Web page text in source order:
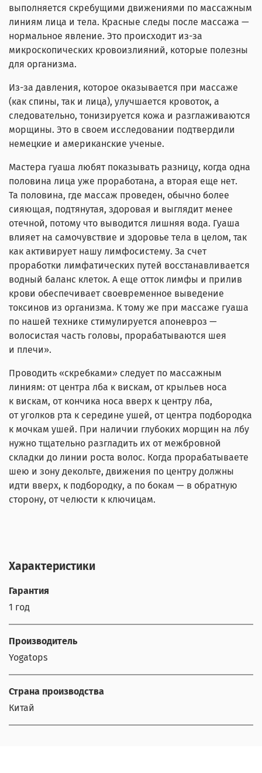
выполняется скребущими движениями по массажным
линиям лица и тела. Красные следы после массажа —
нормальное явление. Это происходит из-за
микроскопических кровоизлияний, которые полезны
для организма.
Из-за давления, которое оказывается при массаже
(как спины, так и лица), улучшается кровоток, а
следовательно, тонизируется кожа и разглаживаются
морщины. Это в своем исследовании подтвердили
немецкие и американские ученые.
Мастера гуаша любят показывать разницу, когда одна
половина лица уже проработана, а вторая еще нет.
Та половина, где массаж проведен, обычно более
сияющая, подтянутая, здоровая и выглядит менее
отечной, потому что выводится лишняя вода. Гуаша
влияет на самочувствие и здоровье тела в целом, так
как активирует нашу лимфосистему. За счет
проработки лимфатических путей восстанавливается
водный баланс клеток. А еще отток лимфы и прилив
крови обеспечивает своевременное выведение
токсинов из организма. К тому же при массаже гуаша
по нашей технике стимулируется апоневроз —
волосистая часть головы, прорабатываются шея
и плечи».
Проводить «скребками» следует по массажным
линиям: от центра лба к вискам, от крыльев носа
к вискам, от кончика носа вверх к центру лба,
от уголков рта к середине ушей, от центра подбородка
к мочкам ушей. При наличии глубоких морщин на лбу
нужно тщательно разгладить их от межбровной
складки до линии роста волос. Когда прорабатываете
шею и зону декольте, движения по центру должны
идти вверх, к подбородку, а по бокам — в обратную
сторону, от челюсти к ключицам.
Характеристики
Гарантия
1 год
Производитель
Yogatops
Страна производства
Китай